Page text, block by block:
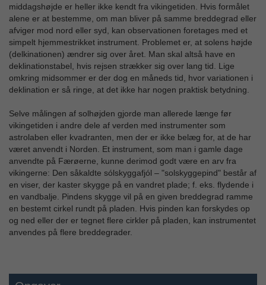
middagshøjde er heller ikke kendt fra vikingetiden. Hvis formålet
alene er at bestemme, om man bliver på samme breddegrad eller
afviger mod nord eller syd, kan observationen foretages med et
simpelt hjemmestrikket instrument. Problemet er, at solens højde
(delkinationen) ændrer sig over året. Man skal altså have en
deklinationstabel, hvis rejsen strækker sig over lang tid. Lige
omkring midsommer er der dog en måneds tid, hvor variationen i
deklination er så ringe, at det ikke har nogen praktisk betydning.
Selve målingen af solhøjden gjorde man allerede længe før
vikingetiden i andre dele af verden med instrumenter som
astrolaben eller kvadranten, men der er ikke belæg for, at de har
været anvendt i Norden. Et instrument, som man i gamle dage
anvendte på Færøerne, kunne derimod godt være en arv fra
vikingerne: Den såkaldte sólskyggafjól – "solskyggepind" består af
en viser, der kaster skygge på en vandret plade; f. eks. flydende i
en vandbalje. Pindens skygge vil på en given breddegrad ramme
en bestemt cirkel rundt på pladen. Hvis pinden kan forskydes op
og ned eller der er tegnet flere cirkler på pladen, kan instrumentet
anvendes på flere breddegrader.